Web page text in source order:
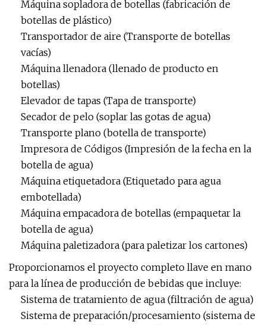
Máquina sopladora de botellas (fabricación de
botellas de plástico)
Transportador de aire (Transporte de botellas
vacías)
Máquina llenadora (llenado de producto en
botellas)
Elevador de tapas (Tapa de transporte)
Secador de pelo (soplar las gotas de agua)
Transporte plano (botella de transporte)
Impresora de Códigos (Impresión de la fecha en la
botella de agua)
Máquina etiquetadora (Etiquetado para agua
embotellada)
Máquina empacadora de botellas (empaquetar la
botella de agua)
Máquina paletizadora (para paletizar los cartones)
Proporcionamos el proyecto completo llave en mano
para la línea de producción de bebidas que incluye:
Sistema de tratamiento de agua (filtración de agua)
Sistema de preparación/procesamiento (sistema de